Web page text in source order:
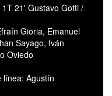
21' Gustavo Gotti /
Gioria, Emanuel
Sayago, Iván
Oviedo
línea: Agustín